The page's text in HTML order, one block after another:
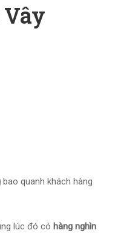
bao quanh khách hàng
lúc đó có hàng nghìn